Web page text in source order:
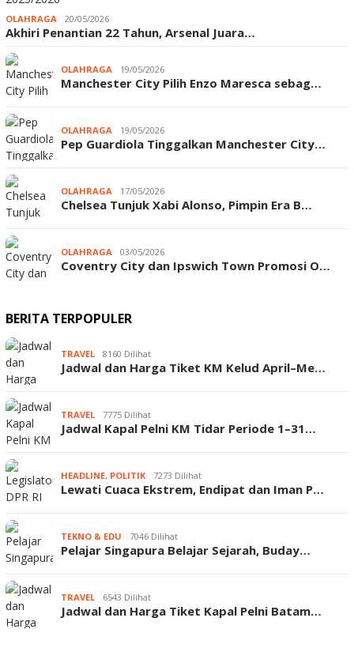
OLAHRAGA 20/05/2026
Akhiri Penantian 22 Tahun, Arsenal Juara…
OLAHRAGA 19/05/2026
Manchester City Pilih Enzo Maresca sebag…
OLAHRAGA 19/05/2026
Pep Guardiola Tinggalkan Manchester City…
OLAHRAGA 17/05/2026
Chelsea Tunjuk Xabi Alonso, Pimpin Era B…
OLAHRAGA 03/05/2026
Coventry City dan Ipswich Town Promosi O…
BERITA TERPOPULER
TRAVEL 8160 Dilihat
Jadwal dan Harga Tiket KM Kelud April–Me…
TRAVEL 7775 Dilihat
Jadwal Kapal Pelni KM Tidar Periode 1–31…
HEADLINE, POLITIK 7273 Dilihat
Lewati Cuaca Ekstrem, Endipat dan Iman P…
TEKNO & EDU 7046 Dilihat
Pelajar Singapura Belajar Sejarah, Buday…
TRAVEL 6543 Dilihat
Jadwal dan Harga Tiket Kapal Pelni Batam…